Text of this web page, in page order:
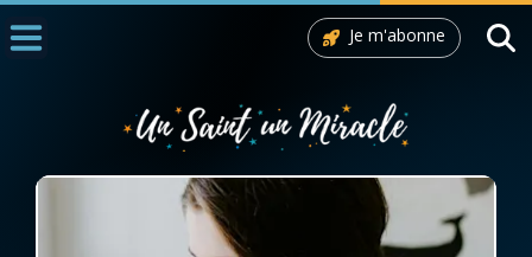
La Messe
Je m'abonne